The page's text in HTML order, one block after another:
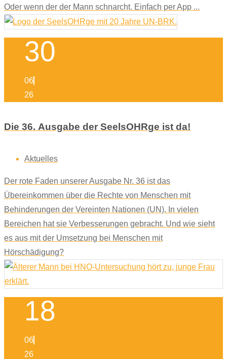
Oder wenn der der Mann schnarcht. Einfach per App ...
30
06
26
Die 36. Ausgabe der SeelsOHRge ist da!
Aktuelles
Der rote Faden unserer Ausgabe Nr. 36 ist das
Übereinkommen über die Rechte von Menschen mit
Behinderungen der Vereinten Nationen (UN). In vielen
Bereichen hat sie Verbesserungen gebracht. Und wie sieht
es aus mit der Umsetzung bei Menschen mit
Hörschädigung?
18
06
26